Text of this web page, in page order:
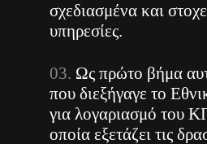
σχεδιασμένα και
υπηρεσίες.
Ως πρώτο βήμα
που διεξήγαγε το
για λογαριασμό του
οποία εξετάζει τις